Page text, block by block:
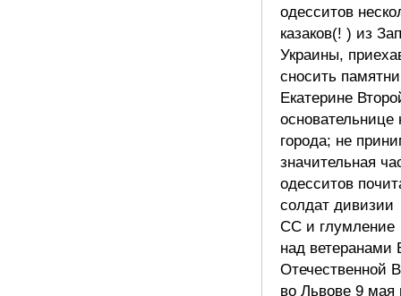
одесситов
казаков(! ) из
Украины,
сносить
Екатерине
основательнице
города; не
значительная
одесситов
солдат дивизии
СС и глумление
над ветеранами
Отечественной
во Львове 9 мая